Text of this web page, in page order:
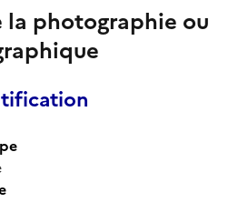
photographie ou